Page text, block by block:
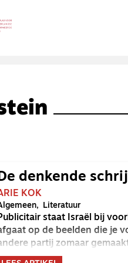
denkende
KOK
Literatuur
staat Israël bij
op de beelden die je
partij zomaar